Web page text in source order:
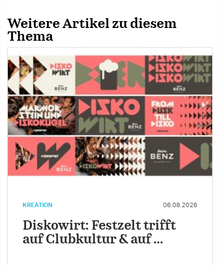
Weitere Artikel zu diesem
Thema
KREATION 06.08.2026
Diskowirt: Festzelt trifft
auf Clubkultur & auf …